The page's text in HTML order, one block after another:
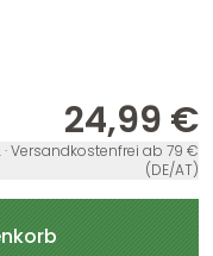
24,99 €
· Versandkostenfrei ab 79 €
(DE/AT)